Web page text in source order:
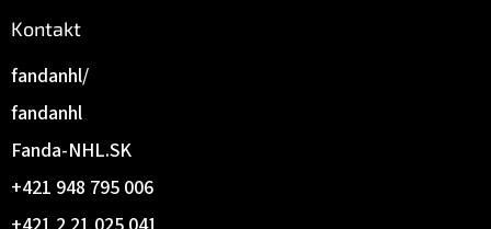
Kontakt
+421 948 795 006
Fanda-NHL.SK
fandanhl
fandanhl/